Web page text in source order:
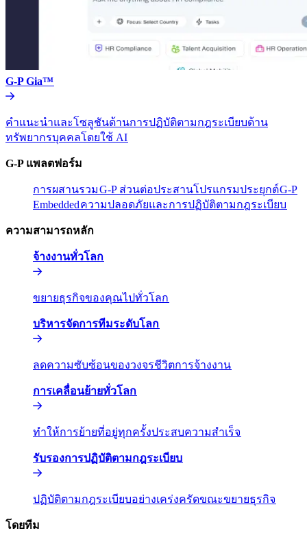
G-P Gia™​​
คำแนะนำและโซลูชันด้านการปฏิบัติตามกฎระเบียบด้าน
ทรัพยากรบุคคลโดยใช้ AI​​
G-P แพลตฟอร์ม​​
การผสานรวม​​G-P ส่วนต่อประสานโปรแกรมประยุกต์​​G-P
Embedded​​ความปลอดภัยและการปฏิบัติตามกฎระเบียบ​​
ความสามารถหลัก​​
จ้างงานทั่วโลก​​
ขยายธุรกิจของคุณไปทั่วโลก​​
บริหารจัดการทีมระดับโลก​​
ลดความซับซ้อนของวงจรชีวิตการจ้างงาน​​
การเคลื่อนย้ายทั่วโลก​​
ทำให้การย้ายที่อยู่ทุกครั้งประสบความสำเร็จ​​
รับรองการปฏิบัติตามกฎระเบียบ​​
ปฏิบัติตามกฎระเบียบอย่างเคร่งครัดขณะขยายธุรกิจ​​
โดยทีม​​